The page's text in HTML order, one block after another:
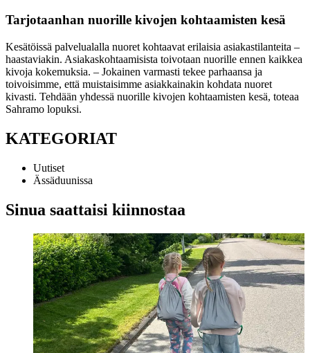
Tarjotaanhan nuorille kivojen kohtaamisten kesä
Kesätöissä palvelualalla nuoret kohtaavat erilaisia asiakastilanteita –
haastaviakin. Asiakaskohtaamisista toivotaan nuorille ennen kaikkea
kivoja kokemuksia. – Jokainen varmasti tekee parhaansa ja
toivoisimme, että muistaisimme asiakkainakin kohdata nuoret
kivasti. Tehdään yhdessä nuorille kivojen kohtaamisten kesä, toteaa
Sahramo lopuksi.
KATEGORIAT
Uutiset
Ässäduunissa
Sinua saattaisi kiinnostaa